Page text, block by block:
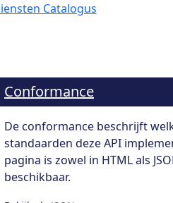
Catalogus
Conformance
De conformance beschrijft
standaarden deze API
pagina is zowel in HTML als
beschikbaar.